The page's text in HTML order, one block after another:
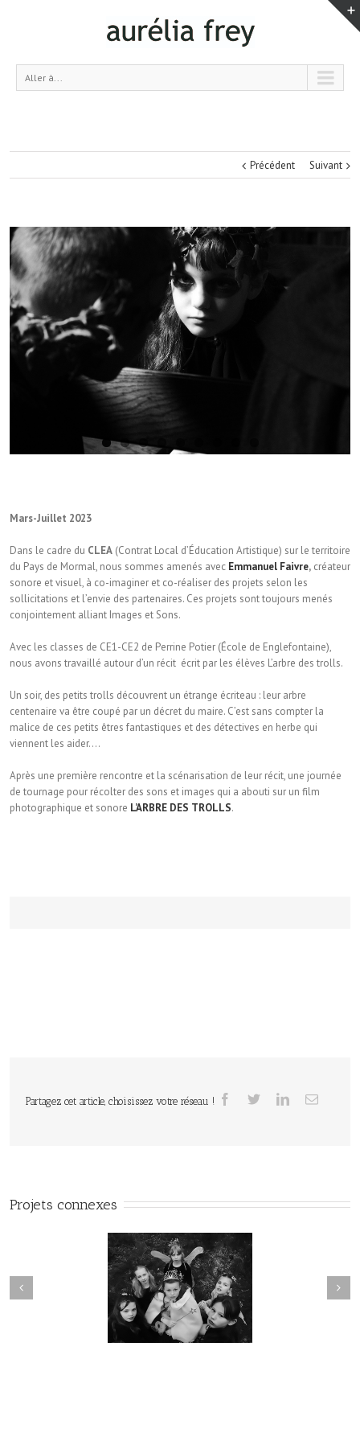
Aller à...
Précédent Suivant
Mars-Juillet 2023
Dans le cadre du CLEA (Contrat Local d’Éducation Artistique) sur le territoire
du Pays de Mormal, nous sommes amenés avec Emmanuel Faivre, créateur
sonore et visuel, à co-imaginer et co-réaliser des projets selon les
sollicitations et l’envie des partenaires. Ces projets sont toujours menés
conjointement alliant Images et Sons.
Avec les classes de CE1-CE2 de Perrine Potier (École de Englefontaine),
nous avons travaillé autour d’un récit écrit par les élèves L’arbre des trolls.
Un soir, des petits trolls découvrent un étrange écriteau : leur arbre
centenaire va être coupé par un décret du maire. C’est sans compter la
malice de ces petits êtres fantastiques et des détectives en herbe qui
viennent les aider….
Après une première rencontre et la scénarisation de leur récit, une journée
de tournage pour récolter des sons et images qui a abouti sur un film
photographique et sonore L’ARBRE DES TROLLS.
Partagez cet article, choisissez votre réseau !
Projets connexes
DE CRISTAL /
Faivre / École de
UNE MYSTÉRIEUSE CARTE
/ Emmanuel Faivre / École